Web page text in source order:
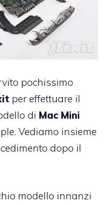
pochissimo
per effettuare il
di Mac Mini
Vediamo insieme
dopo il
modello innanzi